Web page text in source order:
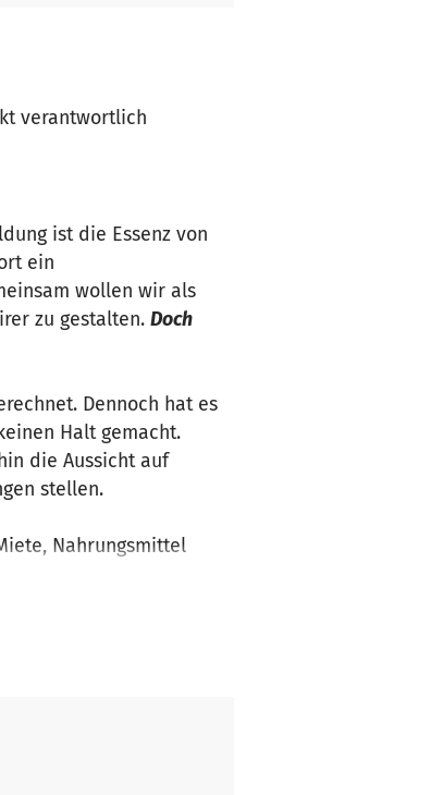
verantwortlich
ist die Essenz von
ein
wollen wir als
zu gestalten. Doch
Dennoch hat es
Halt gemacht.
die Aussicht auf
stellen.
Nahrungsmittel
Zudem verloren
Lage unsere
mehr Kindern